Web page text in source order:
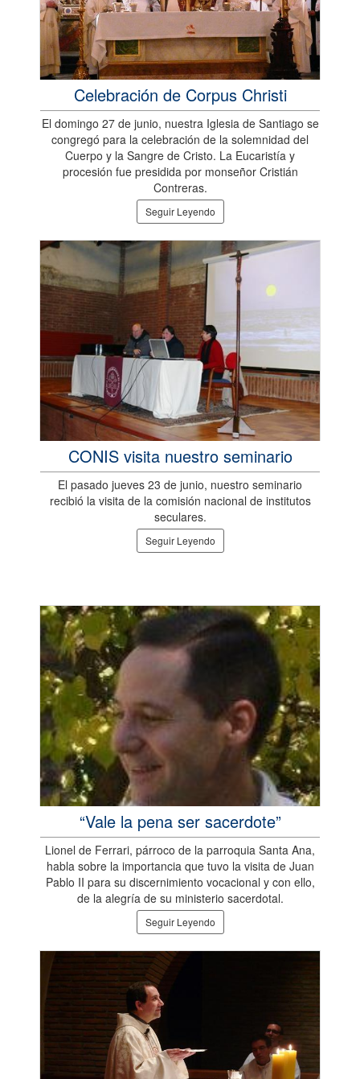
Celebración de Corpus Christi
El domingo 27 de junio, nuestra Iglesia de Santiago se
congregó para la celebración de la solemnidad del
Cuerpo y la Sangre de Cristo. La Eucaristía y
procesión fue presidida por monseñor Cristián
Contreras.
Seguir Leyendo
CONIS visita nuestro seminario
El pasado jueves 23 de junio, nuestro seminario
recibió la visita de la comisión nacional de institutos
seculares.
Seguir Leyendo
“Vale la pena ser sacerdote”
Lionel de Ferrari, párroco de la parroquia Santa Ana,
habla sobre la importancia que tuvo la visita de Juan
Pablo II para su discernimiento vocacional y con ello,
de la alegría de su ministerio sacerdotal.
Seguir Leyendo